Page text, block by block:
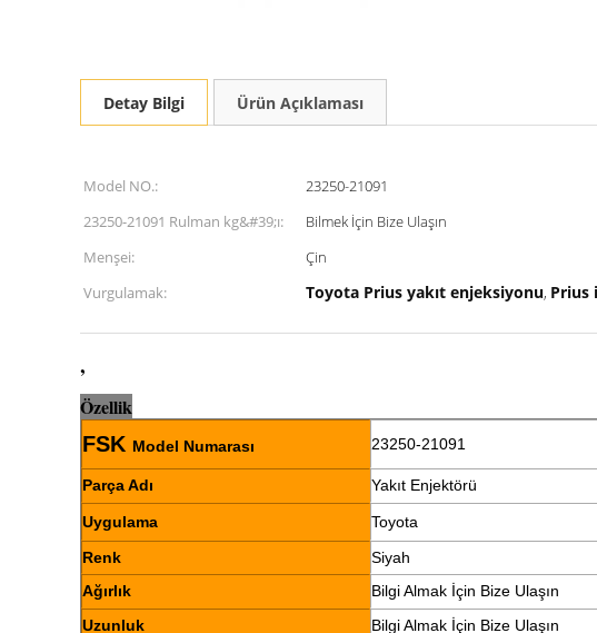
Detay Bilgi Ürün Açıklaması
Model NO.: 23250-21091
23250-21091 Rulman kg&#39;ı:
Bilmek İçin Bize Ulaşın
Menşei:
Çin
Vurgulamak:
Toyota Prius yakıt enjeksiyonu, Prius
,
Özellik
FSK Model Numarası 23250-21091
Parça Adı Yakıt Enjektörü
Uygulama
Toyota
Renk
Siyah
Ağırlık
Bilgi Almak İçin Bize Ulaşın
Uzunluk
Bilgi Almak İçin Bize Ulaşın